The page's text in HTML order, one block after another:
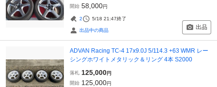
開始 58,000円
2 5/18 21:47終了
出品中の商品 出品
ADVAN Racing TC-4 17x9.0J 5/114.3 +63 WMR レー
シングホワイトメタリック＆リング 4本 S2000
落札 125,000円
開始 125,000円